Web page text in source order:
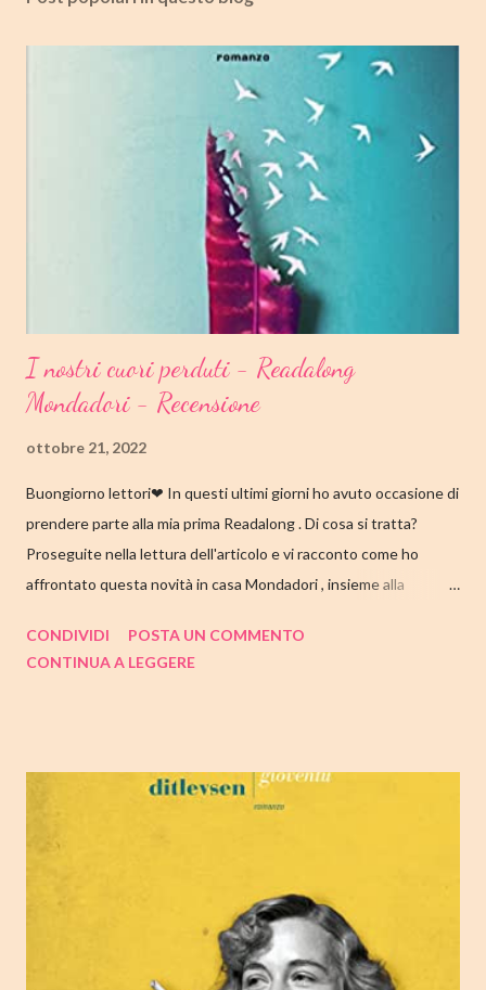
I nostri cuori perduti - Readalong
Mondadori - Recensione
ottobre 21, 2022
Buongiorno lettori❤ In questi ultimi giorni ho avuto occasione di
prendere parte alla mia prima Readalong . Di cosa si tratta?
Proseguite nella lettura dell'articolo e vi racconto come ho
affrontato questa novità in casa Mondadori , insieme alla
ringraziamenti. Nell'articolo di seguito parliamo quindi di " I nostri
ROMANZO PAGINE: 348 PREZZO: 19.00/EBOOK 10.99 Link
impiegato nella biblioteca universitaria di fronte a casa. Sua
madre, Margaret, una poetessa di origini cinesi, li ha abbandonati
quando lui aveva solo nove anni in circostanze misteriose, dopo
che una sua poesi...
CONDIVIDI
POSTA UN COMMENTO
CONTINUA A LEGGERE